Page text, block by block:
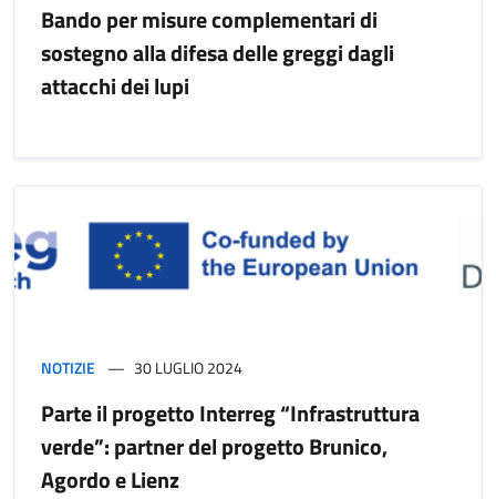
Bando per misure complementari di
sostegno alla difesa delle greggi dagli
attacchi dei lupi
NOTIZIE 30 LUGLIO 2024
Parte il progetto Interreg “Infrastruttura
verde”: partner del progetto Brunico,
Agordo e Lienz